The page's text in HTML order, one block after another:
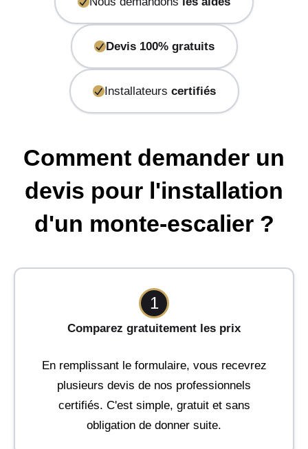
Devis 100% gratuits
Installateurs certifiés
Comment demander un
devis pour l'installation
d'un monte-escalier ?
1
Comparez gratuitement les prix
En remplissant le formulaire, vous recevrez
plusieurs devis de nos professionnels
certifiés. C'est simple, gratuit et sans
obligation de donner suite.